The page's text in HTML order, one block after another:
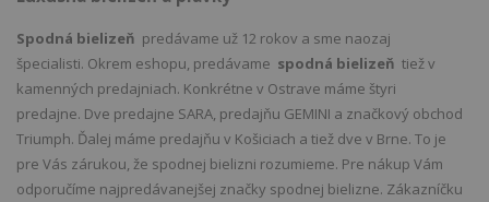
Spodná bielizeň predávame už 12 rokov a sme naozaj
špecialisti. Okrem eshopu, predávame spodná bielizeň tiež v
kamenných predajniach. Konkrétne v Ostrave máme štyri
predajne. Dve predajne SARA, predajňu GEMINI a značkový obchod
Triumph. Ďalej máme predajňu v Košiciach a tiež dve v Brne. To je
pre Vás zárukou, že spodnej bielizni rozumieme. Pre nákup Vám
odporučíme najpredávanejšej značky spodnej bielizne. Zákazníčku